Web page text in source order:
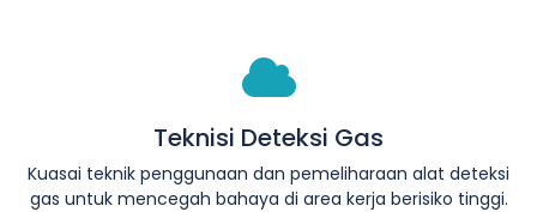
Teknisi Deteksi Gas
Kuasai teknik penggunaan dan pemeliharaan alat deteksi
gas untuk mencegah bahaya di area kerja berisiko tinggi.